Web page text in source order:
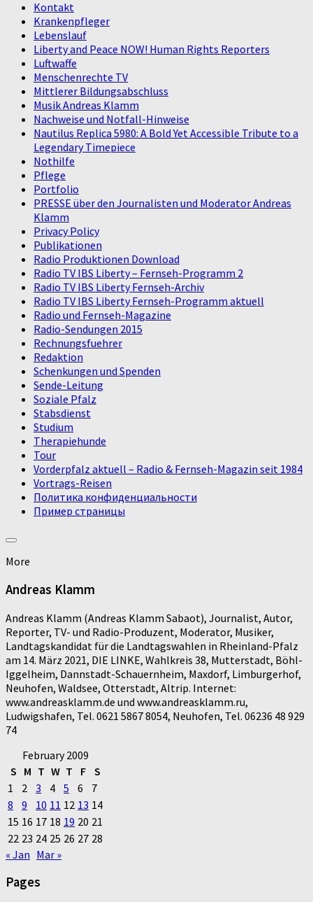
Kontakt
Krankenpfleger
Lebenslauf
Liberty and Peace NOW! Human Rights Reporters
Luftwaffe
Menschenrechte TV
Mittlerer Bildungsabschluss
Musik Andreas Klamm
Nachweise und Notfall-Hinweise
Nautilus Replica 5980: A Bold Yet Accessible Tribute to a
Legendary Timepiece
Nothilfe
Pflege
Portfolio
PRESSE über den Journalisten und Moderator Andreas
Klamm
Privacy Policy
Publikationen
Radio Produktionen Download
Radio TV IBS Liberty – Fernseh-Programm 2
Radio TV IBS Liberty Fernseh-Archiv
Radio TV IBS Liberty Fernseh-Programm aktuell
Radio und Fernseh-Magazine
Radio-Sendungen 2015
Rechnungsfuehrer
Redaktion
Schenkungen und Spenden
Sende-Leitung
Soziale Pfalz
Stabsdienst
Studium
Therapiehunde
Tour
Vorderpfalz aktuell – Radio & Fernseh-Magazin seit 1984
Vortrags-Reisen
Политика конфиденциальности
Пример страницы
More
Andreas Klamm
Andreas Klamm (Andreas Klamm Sabaot), Journalist, Autor,
Reporter, TV- und Radio-Produzent, Moderator, Musiker,
Landtagskandidat für die Landtagswahlen in Rheinland-Pfalz
am 14. März 2021, DIE LINKE, Wahlkreis 38, Mutterstadt, Böhl-
Iggelheim, Dannstadt-Schauernheim, Maxdorf, Limburgerhof,
Neuhofen, Waldsee, Otterstadt, Altrip. Internet:
www.andreasklamm.de und www.andreasklamm.ru,
Ludwigshafen, Tel. 0621 5867 8054, Neuhofen, Tel. 06236 48 929
74
February 2009
S M T W T F S
1
2 3 4 5 6
7
8
9 10 11 12 13 14
15 16 17 18 19 20 21
22 23 24 25 26 27 28
« Jan Mar »
Pages